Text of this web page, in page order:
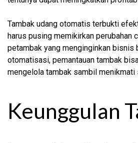
Tambak udang otomatis terbukti
harus pusing memikirkan perubahan
petambak yang menginginkan bisnis
otomatisasi, pemantauan tambak
mengelola tambak sambil
Keunggulan